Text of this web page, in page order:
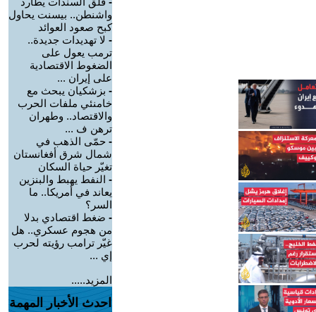
واشنطن.. بيسنت يحاول
كبح صعود العوائد
- لا تهديدات جديدة..
ترمب يعول على
الضغوط الاقتصادية
على إيران ...
- بزشكيان يبحث مع
خامنئي ملفات الحرب
والاقتصاد.. وطهران
ترهن ف ...
- حمّى الذهب في
شمال شرق أفغانستان
تغيّر حياة السكان
- النفط يهبط والبنزين
يعاند في أمريكا.. ما
السر؟
- ضغط اقتصادي بدلا
من هجوم عسكري.. هل
غيّر ترامب رؤيته لحرب
إي ...
المزيد.....
احدث الأخبار المهمة